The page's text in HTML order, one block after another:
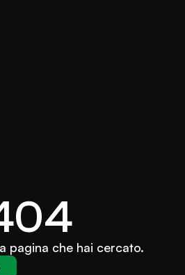
pagina che hai cercato.